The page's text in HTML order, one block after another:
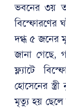
ভবনের ৩য়
বিস্ফোরণের
দগ্ধ ৫ জনের
জানা গেছে,
ফ্ল্যাটে
হোসেনের
মৃত্যু হয় ছেলে